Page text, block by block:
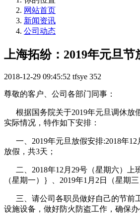
网站首页
新闻资讯
公司动态
上海拓纷：2019年元旦节
2018-12-29 09:45:52 tfsye 352
尊敬的客户、公司各部门同事：
根据国务院关于2019年元旦调休放
实际情况，特作如下安排：
一、2019年元旦放假安排:2018年12
放假，共3天；
二、2018年12月29号（星期六）上
（星期一）｝、2019年1月2日（星期三
三、请公司各职员做好自己的节前
设施设备，做好防火防盗工作，确保办